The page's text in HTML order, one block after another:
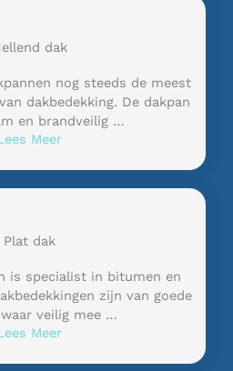
dak
nog steeds de meest
dakbedekking. De dakpan
en brandveilig …
Meer
Plat dak
is specialist in bitumen en
zijn van goede
veilig mee …
Meer